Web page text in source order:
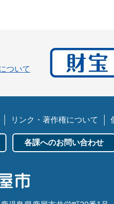
ついて
リンク・著作権について
各課へのお問い合わせ